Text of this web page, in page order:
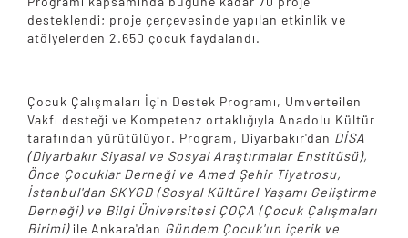
desteklendi; proje çerçevesinde yapılan etkinlik ve
atölyelerden 2.650 çocuk faydalandı.
Çocuk Çalışmaları İçin Destek Programı, Umverteilen
Vakfı desteği ve Kompetenz ortaklığıyla Anadolu Kültür
tarafından yürütülüyor. Program, Diyarbakır'dan DİSA
(Diyarbakır Siyasal ve Sosyal Araştırmalar Enstitüsü),
Önce Çocuklar Derneği ve Amed Şehir Tiyatrosu,
İstanbul'dan SKYGD (Sosyal Kültürel Yaşamı Geliştirme
Derneği) ve Bilgi Üniversitesi ÇOÇA (Çocuk Çalışmaları
Birimi)ile Ankara'dan Gündem Çocuk'un içerik ve